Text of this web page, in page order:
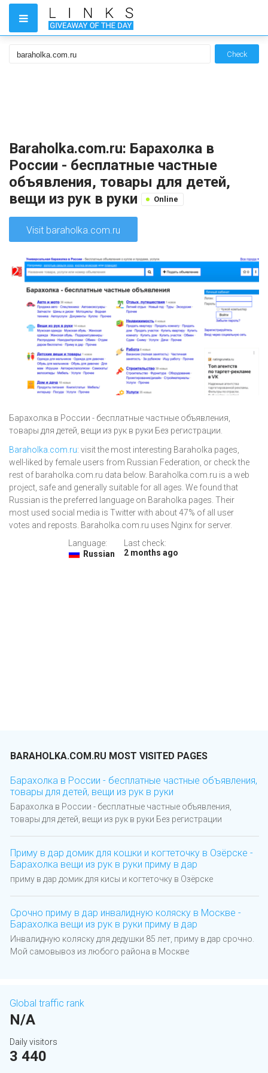
Check
Baraholka.com.ru: Барахолка в
России - бесплатные частные
объявления, товары для детей,
вещи из рук в руки
Online
Visit baraholka.com.ru
Барахолка в России - бесплатные частные объявления,
товары для детей, вещи из рук в руки Без регистрации.
Baraholka.com.ru: visit the most interesting Baraholka pages,
well-liked by female users from Russian Federation, or check the
rest of baraholka.com.ru data below. Baraholka.com.ru is a web
project, safe and generally suitable for all ages. We found that
Russian is the preferred language on Baraholka pages. Their
most used social media is Twitter with about 47% of all user
votes and reposts. Baraholka.com.ru uses Nginx for server.
Language:
Russian
Last check:
2 months ago
BARAHOLKA.COM.RU MOST VISITED PAGES
Барахолка в России - бесплатные частные объявления,
товары для детей, вещи из рук в руки
Барахолка в России - бесплатные частные объявления,
товары для детей, вещи из рук в руки Без регистрации
Приму в дар домик для кошки и когтеточку в Озёрске -
Барахолка вещи из рук в руки приму в дар
приму в дар домик для кисы и когтеточку в Озёрске
Срочно приму в дар инвалидную коляску в Москве -
Барахолка вещи из рук в руки приму в дар
Инвалидную коляску для дедушки 85 лет, приму в дар срочно.
Мой самовывоз из любого района в Москве
Global traffic rank
N/A
Daily visitors
3 440